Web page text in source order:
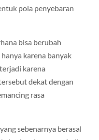
pola penyebaran
bisa berubah
karena banyak
karena
dekat dengan
rasa
sebenarnya berasal